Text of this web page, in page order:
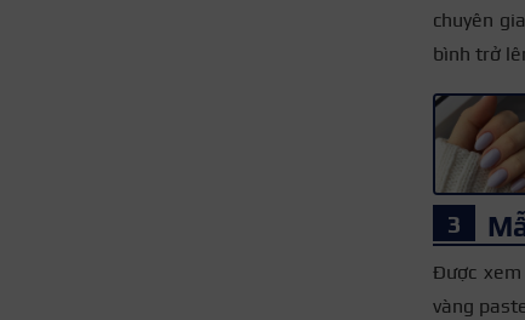
chuyên
bình trở
Được
vàng